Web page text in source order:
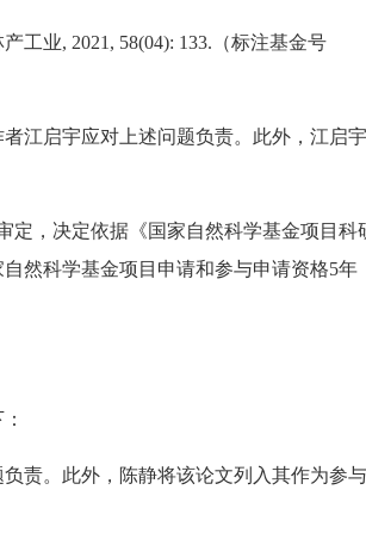
业, 2021, 58(04): 133.（标注基金号
江启宇应对上述问题负责。此外，江启
，决定依据《国家自然科学基金项目科
然科学基金项目申请和参与申请资格5年
责。此外，陈静将该论文列入其作为参与